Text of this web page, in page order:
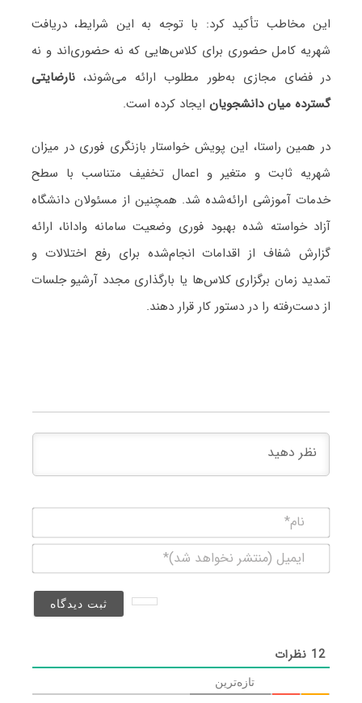
این مخاطب تأکید کرد: با توجه به این شرایط، دریافت
شهریه کامل حضوری برای کلاس‌هایی که نه حضوری‌اند و نه
در فضای مجازی به‌طور مطلوب ارائه می‌شوند،نارضایتی
گسترده میان دانشجویانایجاد کرده است.
در همین راستا، این پویش خواستار بازنگری فوری در میزان
شهریه ثابت و متغیر و اعمال تخفیف متناسب با سطح
خدمات آموزشی ارائه‌شده شد. همچنین از مسئولان دانشگاه
آزاد خواسته شده بهبود فوری وضعیت سامانه وادانا، ارائه
گزارش شفاف از اقدامات انجام‌شده برای رفع اختلالات و
تمدید زمان برگزاری کلاس‌ها یا بارگذاری مجدد آرشیو جلسات
از دست‌رفته را در دستور کار قرار دهند.
(منتشر
12 نظرات
تازه‌ترین